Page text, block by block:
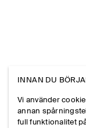
INNAN DU
Vi använder
annan
full funktionalitet